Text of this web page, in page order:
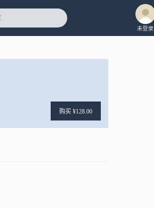
未登录
购买 ¥128.00